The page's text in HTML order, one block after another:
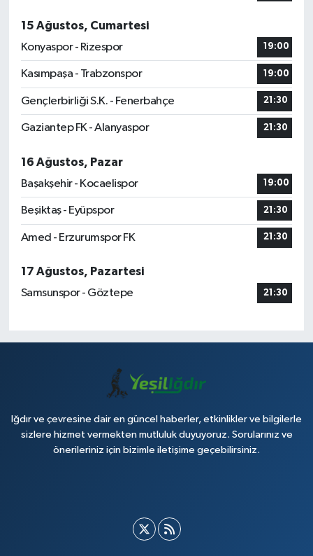
15 Ağustos, Cumartesi
Konyaspor - Rizespor
19:00
Kasımpaşa - Trabzonspor 19:00
Gençlerbirliği S.K. - Fenerbahçe 21:30
Gaziantep FK - Alanyaspor 21:30
16 Ağustos, Pazar
Başakşehir - Kocaelispor
19:00
Beşiktaş - Eyüpspor 21:30
Amed - Erzurumspor FK 21:30
17 Ağustos, Pazartesi
Samsunspor - Göztepe
21:30
Iğdır ve çevresine dair en güncel haberler, etkinlikler ve bilgilerle
sizlere hizmet vermekten mutluluk duyuyoruz. Sorularınız ve
önerileriniz için bizimle iletişime geçebilirsiniz.